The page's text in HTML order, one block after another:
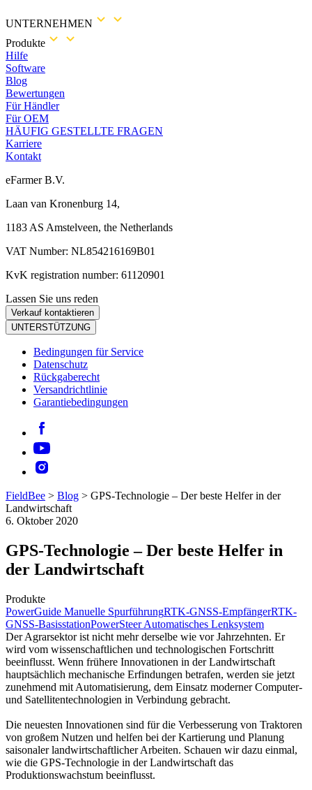
UNTERNEHMEN
Produkte
Hilfe
Software
Blog
Bewertungen
Für Händler
Für OEM
HÄUFIG GESTELLTE FRAGEN
Karriere
Kontakt
eFarmer B.V.
Laan van Kronenburg 14,
1183 AS Amstelveen, the Netherlands
VAT Number: NL854216169B01
KvK registration number: 61120901
Lassen Sie uns reden
Verkauf kontaktieren
UNTERSTÜTZUNG
Bedingungen für Service
Datenschutz
Rückgaberecht
Versandrichtlinie
Garantiebedingungen
FieldBee > Blog > GPS-Technologie – Der beste Helfer in der
Landwirtschaft
6. Oktober 2020
GPS-Technologie – Der beste Helfer in
der Landwirtschaft
Produkte
PowerGuide Manuelle SpurführungRTK-GNSS-EmpfängerRTK-
GNSS-BasisstationPowerSteer Automatisches Lenksystem
Der Agrarsektor ist nicht mehr derselbe wie vor Jahrzehnten. Er
wird vom wissenschaftlichen und technologischen Fortschritt
beeinflusst. Wenn frühere Innovationen in der Landwirtschaft
hauptsächlich mechanische Erfindungen betrafen, werden sie jetzt
zunehmend mit Automatisierung, dem Einsatz moderner Computer-
und Satellitentechnologien in Verbindung gebracht.
Die neuesten Innovationen sind für die Verbesserung von Traktoren
von großem Nutzen und helfen bei der Kartierung und Planung
saisonaler landwirtschaftlicher Arbeiten. Schauen wir dazu einmal,
wie die GPS-Technologie in der Landwirtschaft das
Produktionswachstum beeinflusst.